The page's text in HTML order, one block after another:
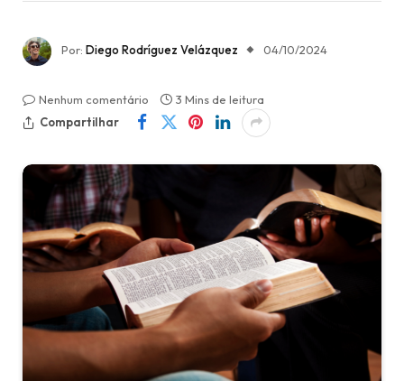
Por: Diego Rodríguez Velázquez 04/10/2024
Nenhum comentário
3 Mins de leitura
Compartilhar